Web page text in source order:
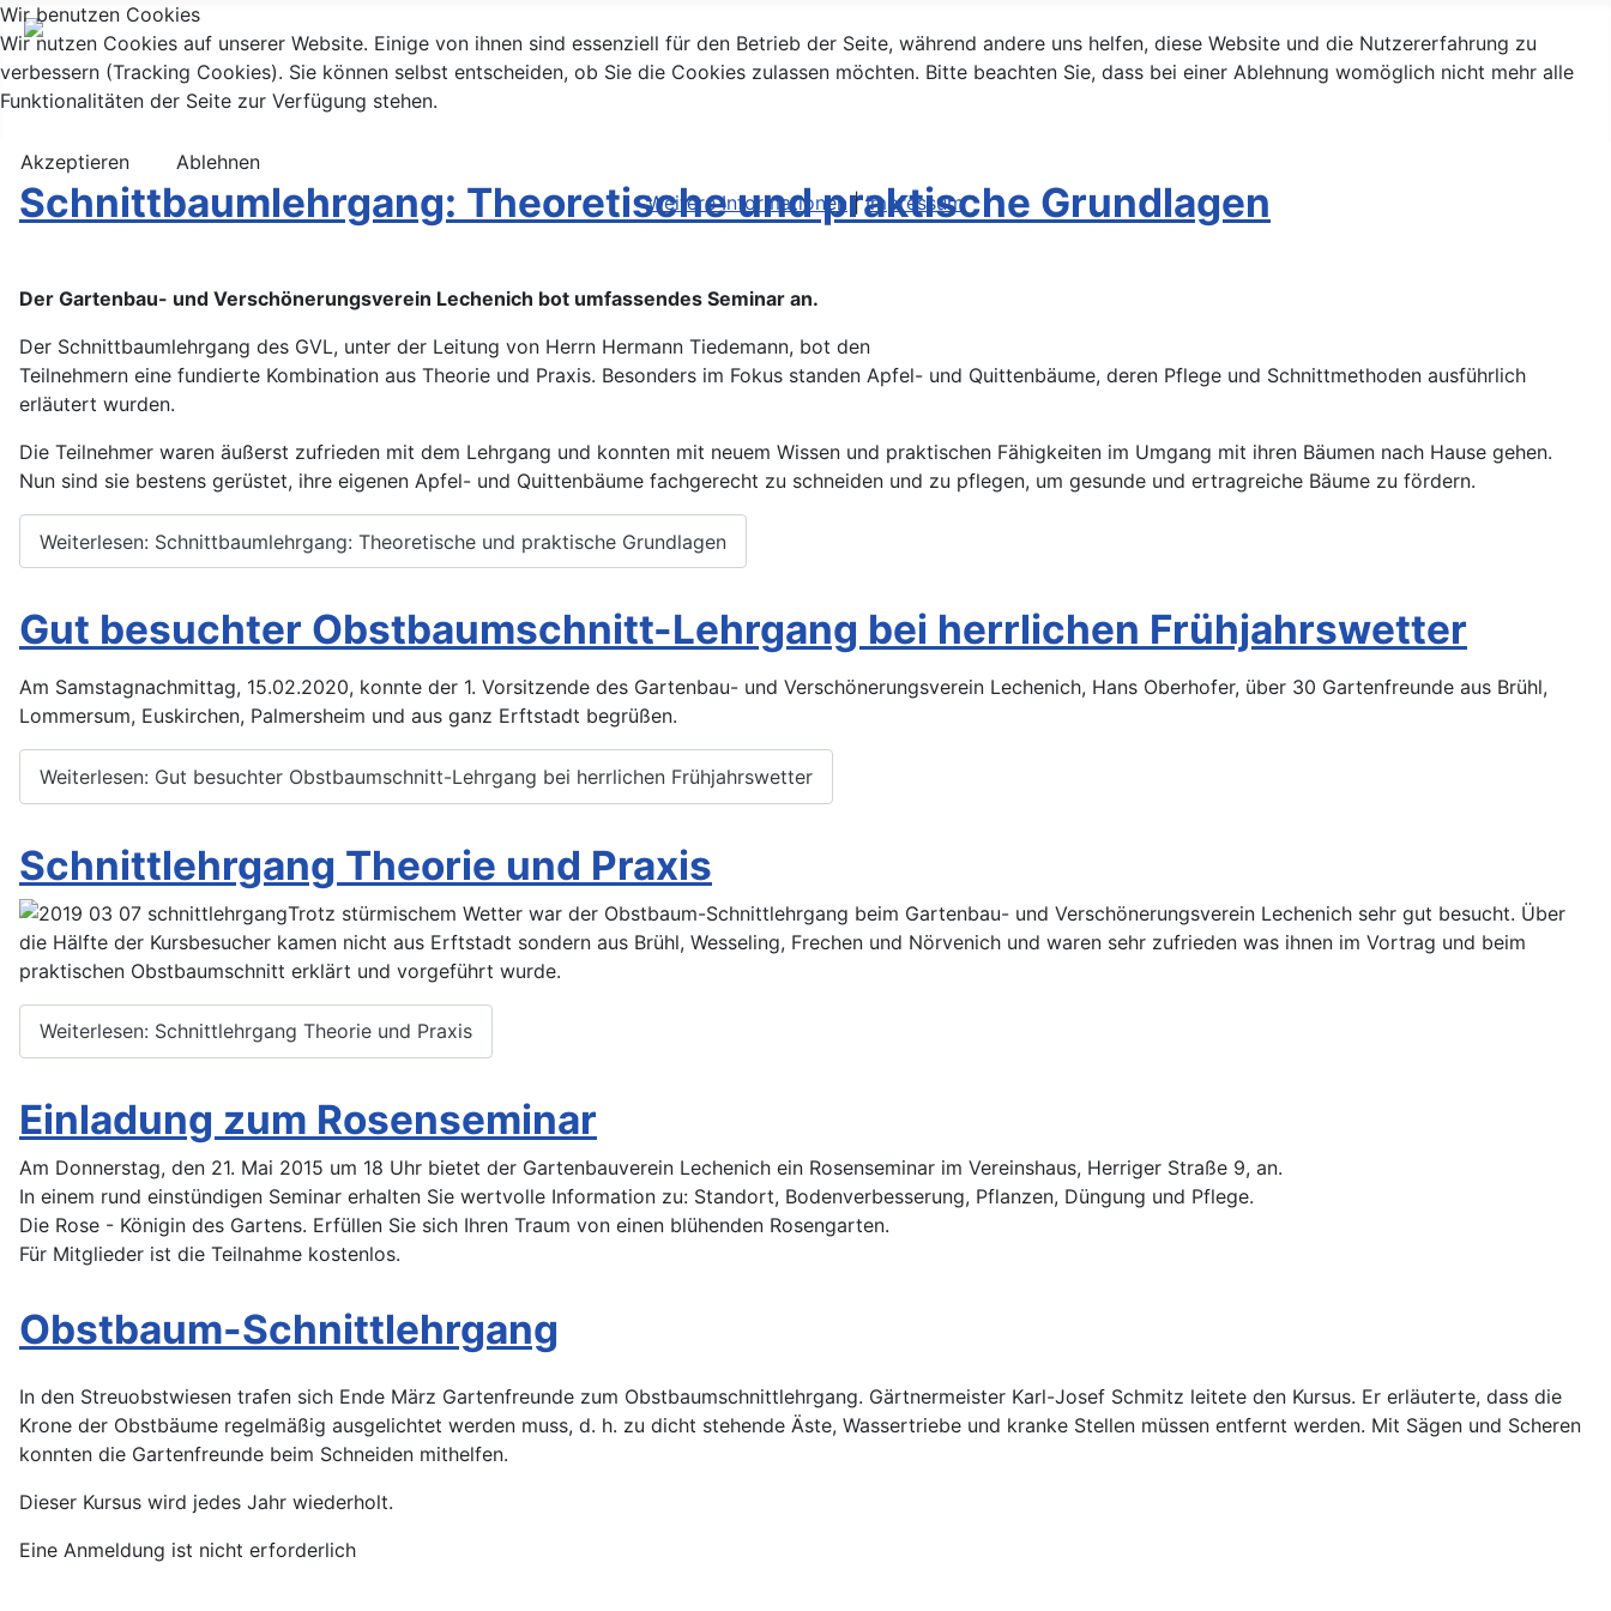
Schnittbaumlehrgang: Theoretische und praktische Grundlagen
Der Gartenbau- und Verschönerungsverein Lechenich bot umfassendes Seminar an.
Der Schnittbaumlehrgang des GVL, unter der Leitung von Herrn Hermann Tiedemann, bot den
Teilnehmern eine fundierte Kombination aus Theorie und Praxis. Besonders im Fokus standen Apfel- und Quittenbäume, deren Pflege und Schnittmethoden ausführlich
erläutert wurden.
Die Teilnehmer waren äußerst zufrieden mit dem Lehrgang und konnten mit neuem Wissen und praktischen Fähigkeiten im Umgang mit ihren Bäumen nach Hause gehen.
Nun sind sie bestens gerüstet, ihre eigenen Apfel- und Quittenbäume fachgerecht zu schneiden und zu pflegen, um gesunde und ertragreiche Bäume zu fördern.
Weiterlesen: Schnittbaumlehrgang: Theoretische und praktische Grundlagen
Gut besuchter Obstbaumschnitt-Lehrgang bei herrlichen Frühjahrswetter
Am Samstagnachmittag, 15.02.2020, konnte der 1. Vorsitzende des Gartenbau- und Verschönerungsverein Lechenich, Hans Oberhofer, über 30 Gartenfreunde aus Brühl,
Lommersum, Euskirchen, Palmersheim und aus ganz Erftstadt begrüßen.
Weiterlesen: Gut besuchter Obstbaumschnitt-Lehrgang bei herrlichen Frühjahrswetter
Schnittlehrgang Theorie und Praxis
Trotz stürmischem Wetter war der Obstbaum-Schnittlehrgang beim Gartenbau- und Verschönerungsverein Lechenich sehr gut besucht. Über
die Hälfte der Kursbesucher kamen nicht aus Erftstadt sondern aus Brühl, Wesseling, Frechen und Nörvenich und waren sehr zufrieden was ihnen im Vortrag und beim
praktischen Obstbaumschnitt erklärt und vorgeführt wurde.
Weiterlesen: Schnittlehrgang Theorie und Praxis
Einladung zum Rosenseminar
Am Donnerstag, den 21. Mai 2015 um 18 Uhr bietet der Gartenbauverein Lechenich ein Rosenseminar im Vereinshaus, Herriger Straße 9, an.
In einem rund einstündigen Seminar erhalten Sie wertvolle Information zu: Standort, Bodenverbesserung, Pflanzen, Düngung und Pflege.
Die Rose - Königin des Gartens. Erfüllen Sie sich Ihren Traum von einen blühenden Rosengarten.
Für Mitglieder ist die Teilnahme kostenlos.
Obstbaum-Schnittlehrgang
In den Streuobstwiesen trafen sich Ende März Gartenfreunde zum Obstbaumschnittlehrgang. Gärtnermeister Karl-Josef Schmitz leitete den Kursus. Er erläuterte, dass die
Krone der Obstbäume regelmäßig ausgelichtet werden muss, d. h. zu dicht stehende Äste, Wassertriebe und kranke Stellen müssen entfernt werden. Mit Sägen und Scheren
konnten die Gartenfreunde beim Schneiden mithelfen.
Dieser Kursus wird jedes Jahr wiederholt.
Eine Anmeldung ist nicht erforderlich
Wir benutzen Cookies
Wir nutzen Cookies auf unserer Website. Einige von ihnen sind essenziell für den Betrieb der Seite, während andere uns helfen, diese Website und die Nutzererfahrung zu
verbessern (Tracking Cookies). Sie können selbst entscheiden, ob Sie die Cookies zulassen möchten. Bitte beachten Sie, dass bei einer Ablehnung womöglich nicht mehr alle
Funktionalitäten der Seite zur Verfügung stehen.
Akzeptieren
Ablehnen
Weitere Informationen|Impressum